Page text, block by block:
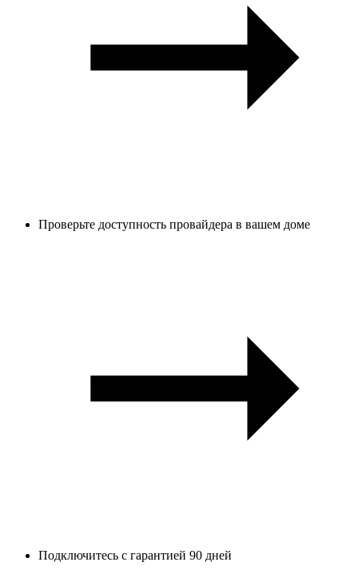
Проверьте доступность провайдера в вашем доме
Подключитесь с гарантией 90 дней